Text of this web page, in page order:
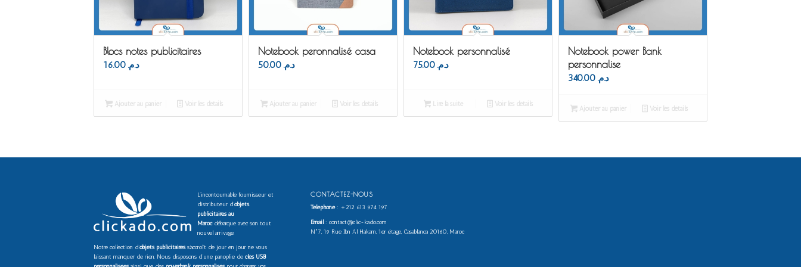
Blocs notes publicitaires
د.م. 16.00
Ajouter au panier Voir les détails
Notebook peronnalisé casa
د.م. 50.00
Ajouter au panier Voir les détails
Notebook personnalisé
د.م. 75.00
Lire la suite Voir les détails
Notebook power Bank
personnalise
د.م. 340.00
Ajouter au panier Voir les détails
L’incontournable fournisseur et
distributeur d’objets
publicitaires au
Marocdébarque avec son tout
nouvel arrivage.
Notre collection d’objets publicitairess’accroît de jour en jour ne vous
laissant manquer de rien. Nous disposons d’une panoplie de clés USB
CONTACTEZ-NOUS
Téléphone: +212 613 974 197
Email: contact@clic-kado.com
N°7, 19 Rue Ibn Al Hakam, 1er étage, Casablanca 20160, Maroc